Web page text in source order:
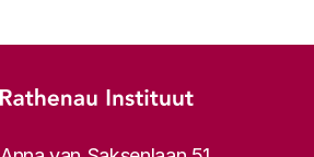
Footer-menu
Rathenau logo, naar de homepage